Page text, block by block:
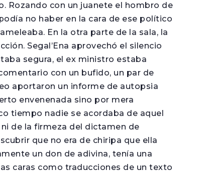
Rozando con un juanete el hombro de
no haber en la cara de ese político
En la otra parte de la sala, la
Segal’Ena aprovechó el silencio
segura, el ex ministro estaba
con un bufido, un par de
aportaron un informe de autopsia
envenenada sino por mera
tiempo nadie se acordaba de aquel
de la firmeza del dictamen de
que no era de chiripa que ella
un don de adivina, tenía una
caras como traducciones de un texto